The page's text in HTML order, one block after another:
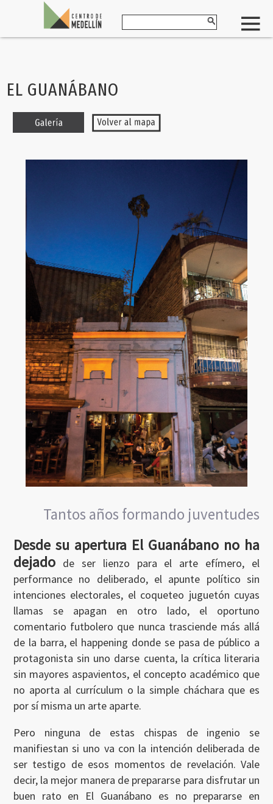
EL GUANÁBANO
Tantos años formando juventudes
Desde su apertura El Guanábano no ha
dejadode ser lienzo para el arte efímero, el
performance no deliberado, el apunte político sin
intenciones electorales, el coqueteo juguetón cuyas
llamas se apagan en otro lado, el oportuno
comentario futbolero que nunca trasciende más allá
de la barra, el happening donde se pasa de público a
protagonista sin uno darse cuenta, la crítica literaria
sin mayores aspavientos, el concepto académico que
no aporta al currículum o la simple cháchara que es
por sí misma un arte aparte.
Pero ninguna de estas chispas de ingenio se
manifiestan si uno va con la intención deliberada de
ser testigo de esos momentos de revelación. Vale
decir, la mejor manera de prepararse para disfrutar un
buen rato en El Guanábano es no prepararse en
Ingresar